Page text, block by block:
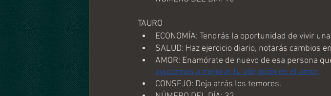
TAURO
ECONOMÍA: Tendrás la oportunidad de vivir
SALUD: Haz ejercicio diario, notarás cambios
AMOR: Enamórate de nuevo de esa persona
ayudamos a mejorar tu vibración en el amor.
CONSEJO: Deja atrás los temores.